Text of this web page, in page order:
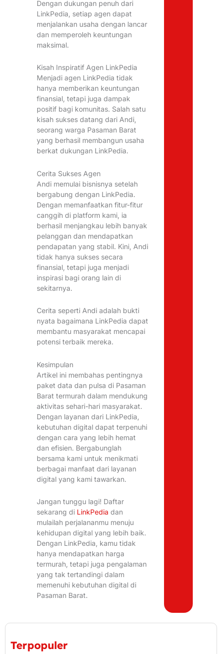
Dengan dukungan penuh dari
LinkPedia, setiap agen dapat
menjalankan usaha dengan lancar
dan memperoleh keuntungan
maksimal.
Kisah Inspiratif Agen LinkPedia
Menjadi agen LinkPedia tidak
hanya memberikan keuntungan
finansial, tetapi juga dampak
positif bagi komunitas. Salah satu
kisah sukses datang dari Andi,
seorang warga Pasaman Barat
yang berhasil membangun usaha
berkat dukungan LinkPedia.
Cerita Sukses Agen
Andi memulai bisnisnya setelah
bergabung dengan LinkPedia.
Dengan memanfaatkan fitur-fitur
canggih di platform kami, ia
berhasil menjangkau lebih banyak
pelanggan dan mendapatkan
pendapatan yang stabil. Kini, Andi
tidak hanya sukses secara
finansial, tetapi juga menjadi
inspirasi bagi orang lain di
sekitarnya.
Cerita seperti Andi adalah bukti
nyata bagaimana LinkPedia dapat
membantu masyarakat mencapai
potensi terbaik mereka.
Kesimpulan
Artikel ini membahas pentingnya
paket data dan pulsa di Pasaman
Barat termurah dalam mendukung
aktivitas sehari-hari masyarakat.
Dengan layanan dari LinkPedia,
kebutuhan digital dapat terpenuhi
dengan cara yang lebih hemat
dan efisien. Bergabunglah
bersama kami untuk menikmati
berbagai manfaat dari layanan
digital yang kami tawarkan.
Jangan tunggu lagi! Daftar
sekarang di LinkPedia dan
mulailah perjalananmu menuju
kehidupan digital yang lebih baik.
Dengan LinkPedia, kamu tidak
hanya mendapatkan harga
termurah, tetapi juga pengalaman
yang tak tertandingi dalam
memenuhi kebutuhan digital di
Pasaman Barat.
Terpopuler